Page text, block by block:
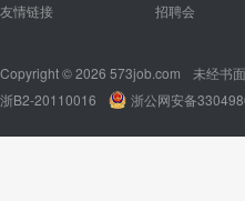
友情链接
招聘会
Copyright © 2026 573job.com
未经书
浙B2-20110016
浙公网安备